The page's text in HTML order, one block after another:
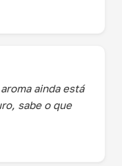
ainda está
sabe o que